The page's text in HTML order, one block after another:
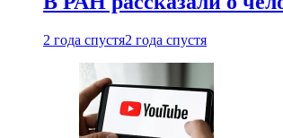
2 года спустя2 года спустя